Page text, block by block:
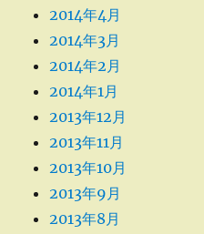
2014年4月
2014年3月
2014年2月
2014年1月
2013年12月
2013年11月
2013年10月
2013年9月
2013年8月